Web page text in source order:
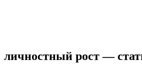
личностный рост —